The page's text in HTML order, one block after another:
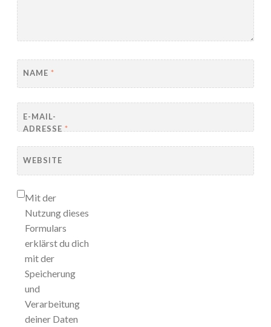
NAME *
E-MAIL-
ADRESSE *
WEBSITE
Mit der
Nutzung dieses
Formulars
erklärst du dich
mit der
Speicherung
und
Verarbeitung
deiner Daten